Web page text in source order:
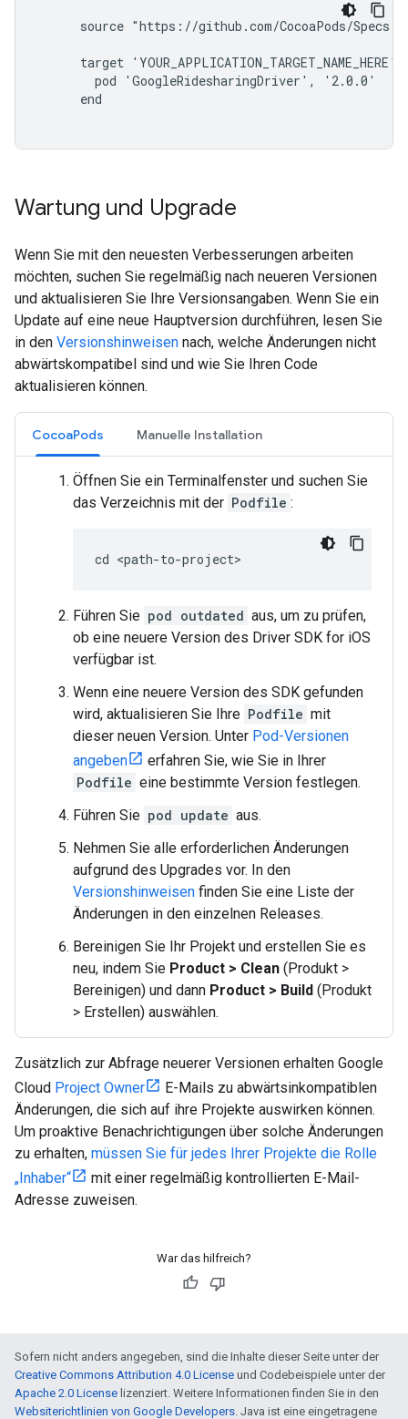
source "https://github.com/CocoaPods/
target 'YOUR_APPLICATION_TARGET_NAME_HERE'
        pod 'GoogleRidesharingDriver', '2.0.0'
      end
Wartung und Upgrade
Wenn Sie mit den neuesten Verbesserungen arbeiten
möchten, suchen Sie regelmäßig nach neueren Versionen
und aktualisieren Sie Ihre Versionsangaben. Wenn Sie ein
Update auf eine neue Hauptversion durchführen, lesen Sie
in den Versionshinweisen nach, welche Änderungen nicht
abwärtskompatibel sind und wie Sie Ihren Code
aktualisieren können.
CocoaPods Manuelle Installation
Öffnen Sie ein Terminalfenster und suchen Sie
das Verzeichnis mit der Podfile :
cd <path-to-project>
Führen Sie pod outdated aus, um zu prüfen,
ob eine neuere Version des Driver SDK for iOS
verfügbar ist.
Wenn eine neuere Version des SDK gefunden
wird, aktualisieren Sie Ihre Podfile mit
dieser neuen Version. Unter Pod-Versionen
angeben
erfahren Sie, wie Sie in Ihrer
Podfile eine bestimmte Version festlegen.
Führen Sie pod update aus.
Nehmen Sie alle erforderlichen Änderungen
aufgrund des Upgrades vor. In den
Versionshinweisen finden Sie eine Liste der
Änderungen in den einzelnen Releases.
Bereinigen Sie Ihr Projekt und erstellen Sie es
neu, indem Sie Product > Clean (Produkt >
Bereinigen) und dann Product > Build (Produkt
> Erstellen) auswählen.
Zusätzlich zur Abfrage neuerer Versionen erhalten Google
Cloud Project Owner
E-Mails zu abwärtsinkompatiblen
Änderungen, die sich auf ihre Projekte auswirken können.
Um proaktive Benachrichtigungen über solche Änderungen
zu erhalten, müssen Sie für jedes Ihrer Projekte die Rolle
„Inhaber“
mit einer regelmäßig kontrollierten E-Mail-
Adresse zuweisen.
War das hilfreich?
Sofern nicht anders angegeben, sind die Inhalte dieser Seite unter der
Creative Commons Attribution 4.0 License und Codebeispiele unter der
Apache 2.0 License lizenziert. Weitere Informationen finden Sie in den
Websiterichtlinien von Google Developers. Java ist eine eingetragene